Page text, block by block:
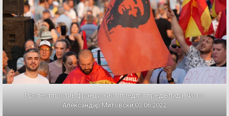
Протест против францускиот предлог пред Влада. Фото:
Александар Митовски,03.06.2022